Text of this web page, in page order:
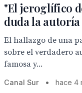
"El jeroglífico
duda la
El hallazgo de una
sobre el verdadero
famosa y...
Canal Sur • hace 4